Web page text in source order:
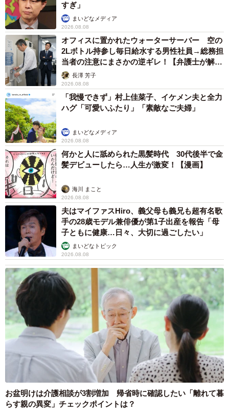
すぎ」
まいどなメディア
2026.08.08
オフィスに置かれたウォーターサーバー 空の
2Lボトル持参し毎日給水する男性社員→総務担
当者の注意にまさかの逆ギレ！【弁護士が解
説】長澤 芳子
2026.08.08
「我慢できず」村上佳菜子、イケメン夫と全力
ハグ「可愛いふたり」「素敵なご夫婦」
まいどなメディア
2026.08.08
何かと人に舐められた黒髪時代 30代後半で金
髪デビューしたら…人生が激変！【漫画】
海川 まこと
2026.08.08
夫はマイファスHiro、義父母も義兄も超有名歌
手の28歳モデル兼俳優が第1子出産を報告「母
子ともに健康…日々、大切に過ごしたい」
まいどなトピック
2026.08.08
お盆明けは介護相談が3割増加 帰省時に確認したい「離れて暮
らす親の異変」チェックポイントは？